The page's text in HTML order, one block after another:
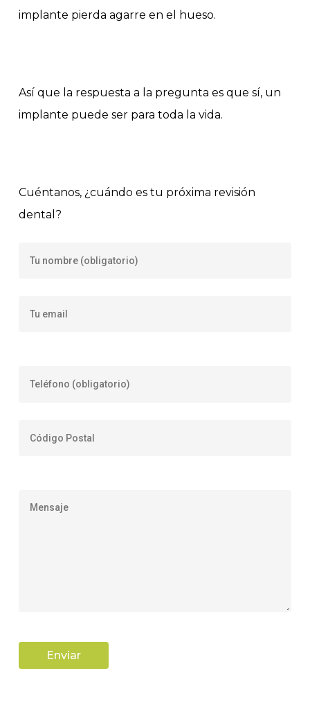
implante pierda agarre en el hueso.
Así que la respuesta a la pregunta es que sí, un
implante puede ser para toda la vida.
Cuéntanos, ¿cuándo es tu próxima revisión
dental?